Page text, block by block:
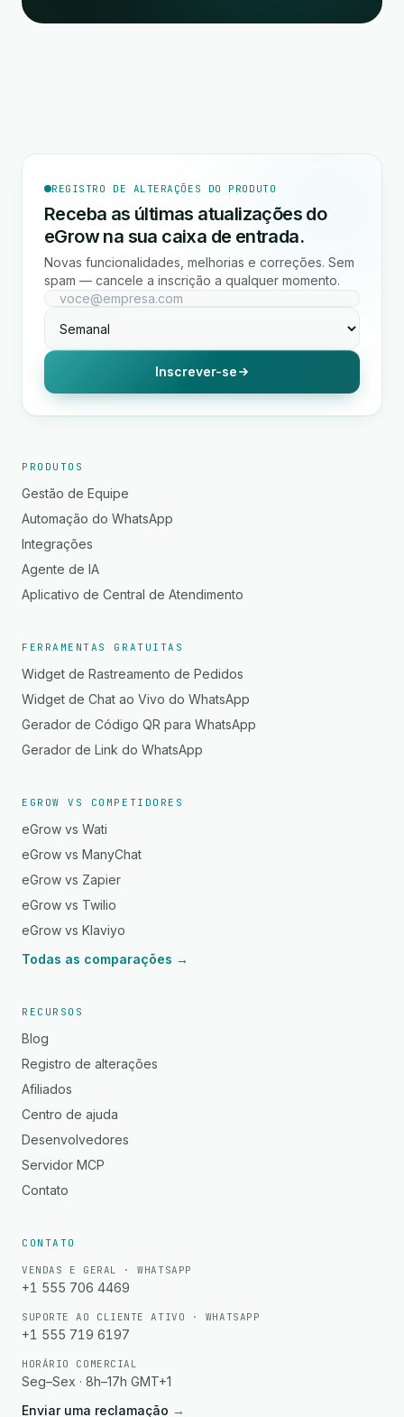
REGISTRO DE ALTERAÇÕES DO PRODUTO
Receba as últimas atualizações do
eGrow na sua caixa de entrada.
Novas funcionalidades, melhorias e correções. Sem
spam — cancele a inscrição a qualquer momento.
Inscrever-se
PRODUTOS
Gestão de Equipe
Automação do WhatsApp
Integrações
Agente de IA
Aplicativo de Central de Atendimento
FERRAMENTAS GRATUITAS
Widget de Rastreamento de Pedidos
Widget de Chat ao Vivo do WhatsApp
Gerador de Código QR para WhatsApp
Gerador de Link do WhatsApp
EGROW VS COMPETIDORES
eGrow vs Wati
eGrow vs ManyChat
eGrow vs Zapier
eGrow vs Twilio
eGrow vs Klaviyo
Todas as comparações →
RECURSOS
Blog
Registro de alterações
Afiliados
Centro de ajuda
Desenvolvedores
Servidor MCP
Contato
CONTATO
VENDAS E GERAL · WHATSAPP
+1 555 706 4469
SUPORTE AO CLIENTE ATIVO · WHATSAPP
+1 555 719 6197
HORÁRIO COMERCIAL
Seg–Sex · 8h–17h GMT+1
Enviar uma reclamação →